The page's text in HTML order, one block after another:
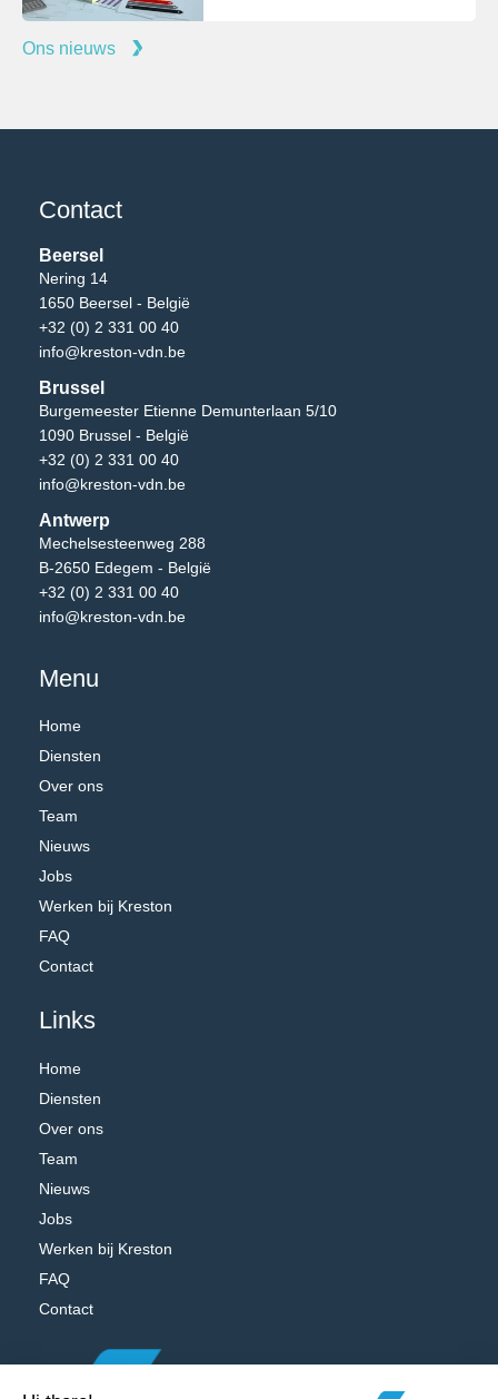
Ons nieuws
Contact
Beersel
Nering 14
1650 Beersel - België
+32 (0) 2 331 00 40
info@kreston-vdn.be
Brussel
Burgemeester Etienne Demunterlaan 5/10
1090 Brussel - België
+32 (0) 2 331 00 40
info@kreston-vdn.be
Antwerp
Mechelsesteenweg 288
B-2650 Edegem - België
+32 (0) 2 331 00 40
info@kreston-vdn.be
Menu
Home
Diensten
Over ons
Team
Nieuws
Jobs
Werken bij Kreston
FAQ
Contact
Links
Home
Diensten
Over ons
Team
Nieuws
Jobs
Werken bij Kreston
FAQ
Contact